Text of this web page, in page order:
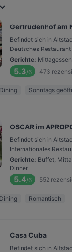
Gertrudenhof am
Befindet sich in
Deutsches Restaurant
Gerichte:
5.3/6 473
Sonntags
OSCAR im
Befindet sich in
Internationales
Gerichte: Buffet,
Dinner
5.4/6 552
Romantisch
Casa Cuba
Befindet sich in